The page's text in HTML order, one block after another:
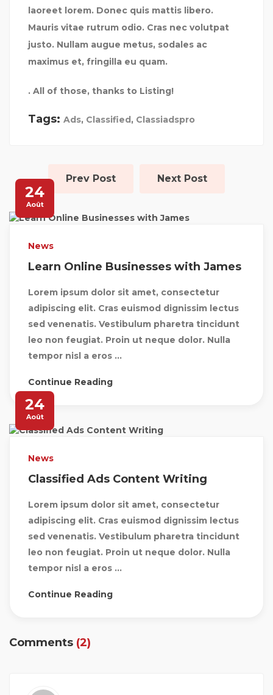
laoreet lorem. Donec quis mattis libero.
Mauris vitae rutrum odio. Cras nec volutpat
justo. Nullam augue metus, sodales ac
maximus et, fringilla eu quam.
. All of those, thanks to Listing!
Tags: Ads, Classified, Classiadspro
Prev Post Next Post
24
Août
News
Learn Online Businesses with James
Lorem ipsum dolor sit amet, consectetur
adipiscing elit. Cras euismod dignissim lectus
sed venenatis. Vestibulum pharetra tincidunt
leo non feugiat. Proin ut neque dolor. Nulla
tempor nisl a eros ...
Continue Reading
24
Août
News
Classified Ads Content Writing
Lorem ipsum dolor sit amet, consectetur
adipiscing elit. Cras euismod dignissim lectus
sed venenatis. Vestibulum pharetra tincidunt
leo non feugiat. Proin ut neque dolor. Nulla
tempor nisl a eros ...
Continue Reading
Comments (2)